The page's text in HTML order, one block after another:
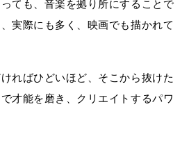
ても、音楽を拠り所にすることで
実際にも多く、映画でも描かれて
ればひどいほど、そこから抜けた
才能を磨き、クリエイトするパワ